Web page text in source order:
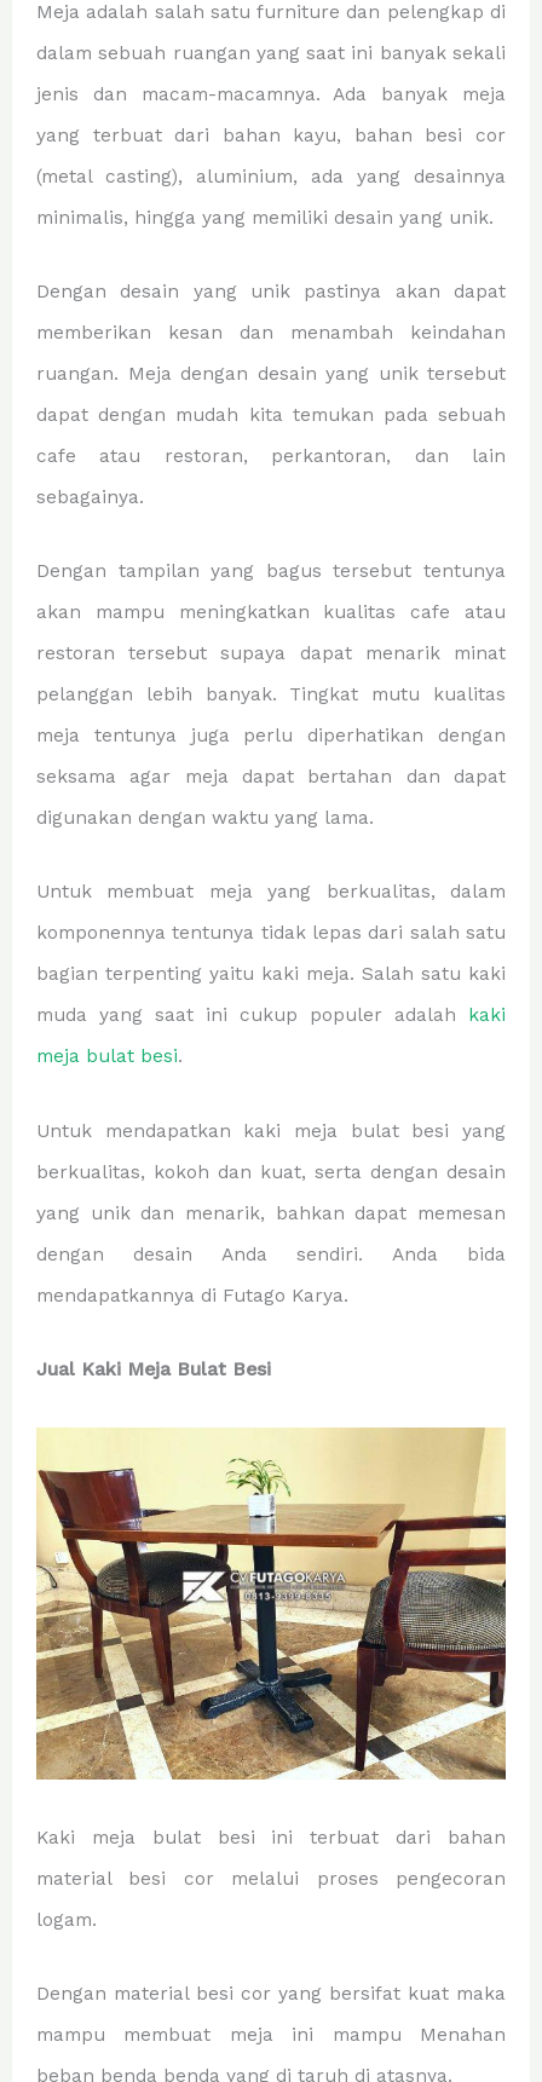
Meja adalah salah satu furniture dan pelengkap di
dalam sebuah ruangan yang saat ini banyak sekali
jenis dan macam-macamnya. Ada banyak meja
yang terbuat dari bahan kayu, bahan besi cor
(metal casting), aluminium, ada yang desainnya
minimalis, hingga yang memiliki desain yang unik.
Dengan desain yang unik pastinya akan dapat
memberikan kesan dan menambah keindahan
ruangan. Meja dengan desain yang unik tersebut
dapat dengan mudah kita temukan pada sebuah
cafe atau restoran, perkantoran, dan lain
sebagainya.
Dengan tampilan yang bagus tersebut tentunya
akan mampu meningkatkan kualitas cafe atau
restoran tersebut supaya dapat menarik minat
pelanggan lebih banyak. Tingkat mutu kualitas
meja tentunya juga perlu diperhatikan dengan
seksama agar meja dapat bertahan dan dapat
digunakan dengan waktu yang lama.
Untuk membuat meja yang berkualitas, dalam
komponennya tentunya tidak lepas dari salah satu
bagian terpenting yaitu kaki meja. Salah satu kaki
muda yang saat ini cukup populer adalah
kaki
meja bulat besi.
Untuk mendapatkan kaki meja bulat besi yang
berkualitas, kokoh dan kuat, serta dengan desain
yang unik dan menarik, bahkan dapat memesan
dengan desain Anda sendiri. Anda bida
mendapatkannya di Futago Karya.
Jual Kaki Meja Bulat Besi
Kaki meja bulat besi ini terbuat dari bahan
material besi cor melalui proses pengecoran
logam.
Dengan material besi cor yang bersifat kuat maka
mampu membuat meja ini mampu Menahan
beban benda benda yang di taruh di atasnya.